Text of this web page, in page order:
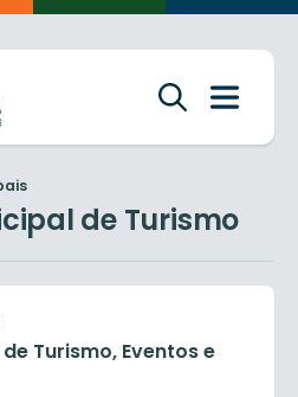
de Turismo
Turismo, Eventos e